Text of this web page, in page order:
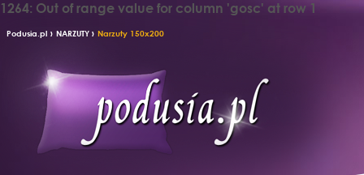
1264: Out of range value for column 'gosc' at row 1
Podusia.pl › NARZUTY › Narzuty 150x200